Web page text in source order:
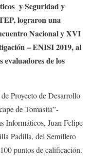
y Seguridad y
lograron una
Nacional y XVI
– ENISI 2019, al
de los
Proyecto de Desarrollo
de Tomasita”-
Informáticos, Juan Felipe
Padilla, del Semillero
puntos de calificación.